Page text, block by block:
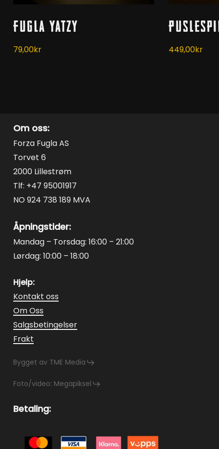
Fugla Yatzy
79,00kr 449,00kr
Om oss:
Forza Fugla AS
Torvet 6
2000 Lillestrøm
Tlf: +47 95001917
NO 924 738 189 MVA
Åpningstider:
Mandag – Torsdag: 16:00 – 21:00
Lørdag: 10:00 – 18:00
Hjelp:
Kontakt oss
Om Oss
Salgsbetingelser
Frakt
Bygget av TME Media
Foto/video: Megapiksel
Betaling: